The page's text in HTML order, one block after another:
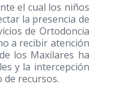
el cual los niños
la presencia de
de Ortodoncia
a recibir atención
los Maxilares ha
y la intercepción
de recursos.